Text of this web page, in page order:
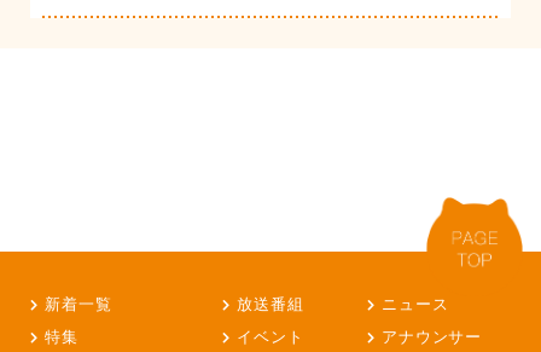
新着一覧 放送番組
ニュース
特集
イベント
アナウンサー